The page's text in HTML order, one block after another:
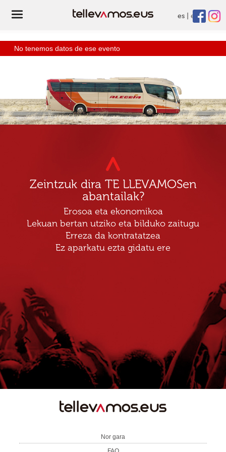
es eu
No tenemos datos de ese evento
Zeintzuk dira TE LLEVAMOSen
abantailak?
Erosoa eta ekonomikoa
Lekuan bertan utziko eta bilduko zaitugu
Erreza da kontratatzea
Ez aparkatu ezta gidatu ere
Nor gara